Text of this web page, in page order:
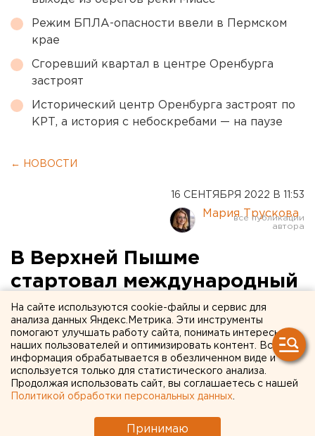
Режим БПЛА-опасности ввели в Пермском
крае
Сгоревший квартал в центре Оренбурга
застроят
Исторический центр Оренбурга застроят по
КРТ, а история с небоскребами — на паузе
← НОВОСТИ
16 СЕНТЯБРЯ 2022 В 11:53
Мария Трускова
В Верхней Пышме
стартовал международный
теннисный турнир,
посвященный памяти
Владимира Белоглазова.
ФОТО
На сайте используются cookie-файлы и сервис для
анализа данных Яндекс.Метрика. Эти инструменты
помогают улучшать работу сайта, понимать интересы
наших пользователей и оптимизировать контент. Вся
информация обрабатывается в обезличенном виде и
используется только для статистического анализа.
Продолжая использовать сайт, вы соглашаетесь с нашей
Политикой обработки персональных данных
Принимаю